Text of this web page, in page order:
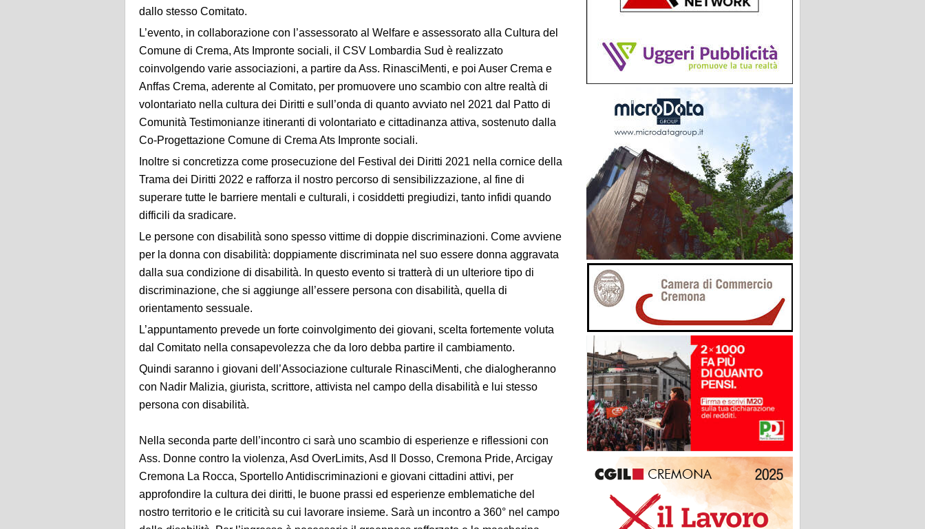
dallo stesso Comitato.
L’evento, in collaborazione con l’assessorato al Welfare e assessorato alla Cultura del
Comune di Crema, Ats Impronte sociali, il CSV Lombardia Sud è realizzato
coinvolgendo varie associazioni, a partire da Ass. RinasciMenti, e poi Auser Crema e
Anffas Crema, aderente al Comitato, per promuovere uno scambio con altre realtà di
volontariato nella cultura dei Diritti e sull’onda di quanto avviato nel 2021 dal Patto di
Comunità Testimonianze itineranti di volontariato e cittadinanza attiva, sostenuto dalla
Co-Progettazione Comune di Crema Ats Impronte sociali.
Inoltre si concretizza come prosecuzione del Festival dei Diritti 2021 nella cornice della
Trama dei Diritti 2022 e rafforza il nostro percorso di sensibilizzazione, al fine di
superare tutte le barriere mentali e culturali, i cosiddetti pregiudizi, tanto infidi quando
difficili da sradicare.
Le persone con disabilità sono spesso vittime di doppie discriminazioni. Come avviene
per la donna con disabilità: doppiamente discriminata nel suo essere donna aggravata
dalla sua condizione di disabilità. In questo evento si tratterà di un ulteriore tipo di
discriminazione, che si aggiunge all’essere persona con disabilità, quella di
orientamento sessuale.
L’appuntamento prevede un forte coinvolgimento dei giovani, scelta fortemente voluta
dal Comitato nella consapevolezza che da loro debba partire il cambiamento.
Quindi saranno i giovani dell’Associazione culturale RinasciMenti, che dialogheranno
con Nadir Malizia, giurista, scrittore, attivista nel campo della disabilità e lui stesso
persona con disabilità.
Nella seconda parte dell’incontro ci sarà uno scambio di esperienze e riflessioni con
Ass. Donne contro la violenza, Asd OverLimits, Asd Il Dosso, Cremona Pride, Arcigay
Cremona La Rocca, Sportello Antidiscriminazioni e giovani cittadini attivi, per
approfondire la cultura dei diritti, le buone prassi ed esperienze emblematiche del
nostro territorio e le criticità su cui lavorare insieme. Sarà un incontro a 360° nel campo